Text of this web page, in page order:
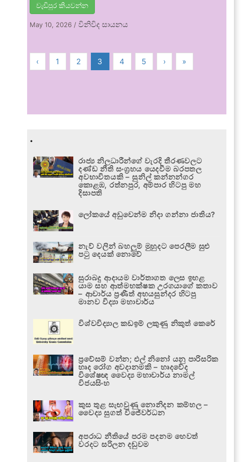
වැඩිපුර කියවන්න
May 10, 2026 /විනිවිද සායනය
‹ 1 2 3 4 5 › »
.
රාජ්‍ය නිලධාරීන්ගේ වැරදි තීරණවලට
දණ්ඩ නීති සංග්‍රහය යෙදවීම බරපතල
අවභාවිතයකි – සුනිල් කන්නන්ගර
කොළඹ, රත්නපුර, අම්පාර හිටපු මහ
දිසාපති
ලෝකයේ අඩුවෙන්ම නිදා ගන්නා ජාතිය?
නැව් වලින් බහලුම් මුහුදට පෙරලීම සුළු
පටු දෙයක් නොවේ
සුරාබදු ආදායම වාර්තාගත ලෙස ඉහළ
යාම සහ ආත්මභක්ෂක උරගයාගේ කතාව
– ආචාර්ය ප්‍රණීත් අභයසුන්දර හිටපු
මානව විද්‍යා මහාචාර්ය
විශ්වවිද්‍යාල කඩඉම් ලකුණු නිකුත් කෙරේ
ප්‍රවේසම් වන්න; එල් නිනෝ යනු පාරිසරික
හෘද රෝග අවදානමකි – හෘදවේද
විශේෂඥ වෛද්‍ය මහාචාර්ය නාමල්
විජයසිංහ
කුස තුළ සැඟවුණු නොනිදන කම්හල –
වෛද්‍ය සුගත් විජේවර්ධන
අපරාධ නීතියේ පරම පදනම හෙවත්
වරදට සරිලන දඬුවම